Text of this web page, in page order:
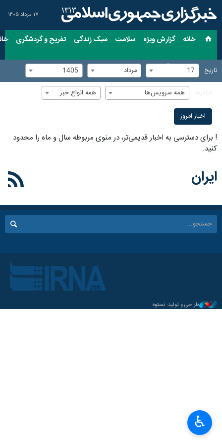
۱۷ مرداد ۱۴۰۵
خانه گزارش ویژه سلامت سبک زندگی تفریح و گردشگری
تاریخ 17 مرداد 1405
همه سرویس‌ها همه انواع خبر
اخبار امروز
! برای دسترسی به اخبار قدیمی‌تر، در منوی مربوطه سال و ماه را محدود
کنید.
ایران
طراحی و تولید: نستوه
♿︎